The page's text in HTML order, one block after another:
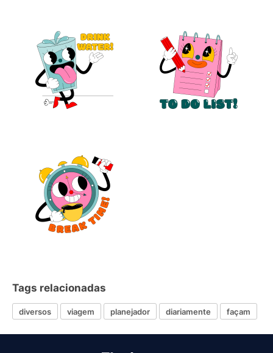
Tags relacionadas
diversos viagem planejador diariamente façam